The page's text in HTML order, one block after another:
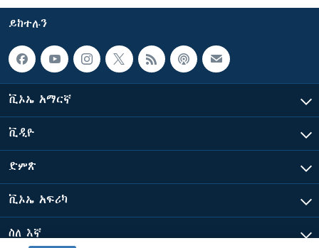
ይከተሉን
ቪኦኤ አማርኛ
ቪዲዮ
ድምጽ
ቪኦኤ አፍሪካ
ስለ እኛ